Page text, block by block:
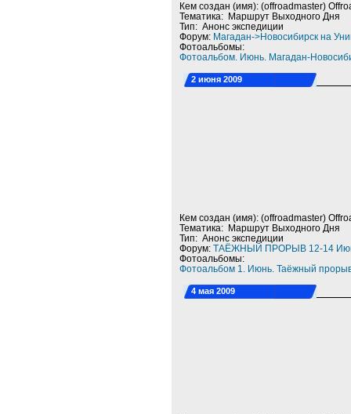
Кем создан (имя): (offroadmaster)
Тематика: Маршрут Выходного Дня
Тип: Анонс экспедиции
Форум: Магадан->Новосибирск на
Фотоальбомы:
Фотоальбом. Июнь. Магадан-
2 июня 2009
Кем создан (имя): (offroadmaster)
Тематика: Маршрут Выходного Дня
Тип: Анонс экспедиции
Форум: ТАЁЖНЫЙ ПРОРЫВ 12-14
Фотоальбомы:
Фотоальбом 1. Июнь. Таёжный
4 мая 2009